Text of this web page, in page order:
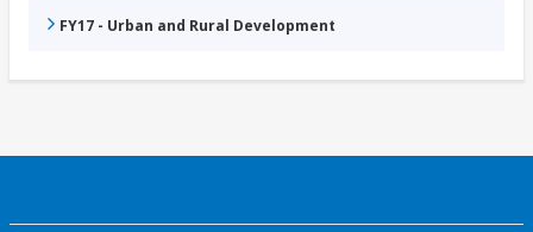
FY17 - Urban and Rural Development